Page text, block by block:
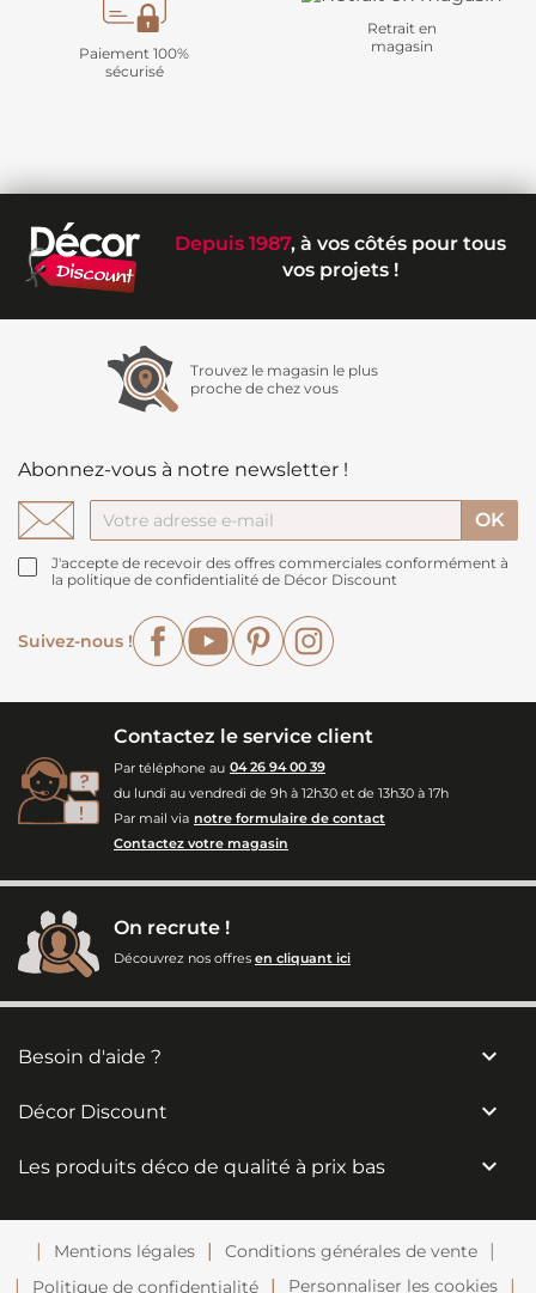
Paiement 100%
sécurisé
Retrait en
magasin
Depuis 1987, à vos côtés pour tous
vos projets !
Trouvez le magasin le plus
proche de chez vous
Abonnez-vous à notre newsletter !
J'accepte de recevoir des offres commerciales conformément à
la politique de confidentialité de Décor Discount
Suivez-nous !
FacebookYouTubePinterest
Contactez le service client
Par téléphone au 04 26 94 00 39
du lundi au vendredi de 9h à 12h30 et de 13h30 à 17h
Par mail via notre formulaire de contact
Contactez votre magasin
On recrute !
Découvrez nos offres en cliquant ici
Besoin d'aide ? 
Décor Discount 
Les produits déco de qualité à prix bas 
Mentions légales
Conditions générales de vente
Politique de confidentialité
Personnaliser les cookies